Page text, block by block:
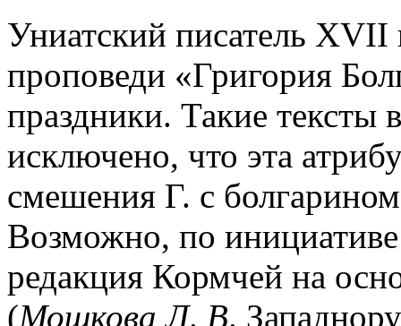
Униатский писатель
проповеди «Григория
праздники. Такие тексты
исключено, что эта
смешения Г. с
Возможно, по инициативе
редакция Кормчей на
(Мошкова Л. В.